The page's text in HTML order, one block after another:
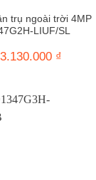
trụ ngoài trời 4MP
LIUF/SL
Giá
3.130.000 ₫